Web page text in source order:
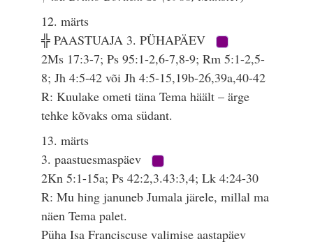
12. märts
╬ PAASTUAJA 3. PÜHAPÄEV
2Ms 17:3-7; Ps 95:1-2,6-7,8-9; Rm 5:1-2,5-
8; Jh 4:5-42 või Jh 4:5-15,19b-26,39a,40-42
R: Kuulake ometi täna Tema häält – ärge
tehke kõvaks oma südant.
13. märts
3. paastuesmaspäev
2Kn 5:1-15a; Ps 42:2,3.43:3,4; Lk 4:24-30
R: Mu hing januneb Jumala järele, millal ma
näen Tema palet.
Püha Isa Franciscuse valimise aastapäev